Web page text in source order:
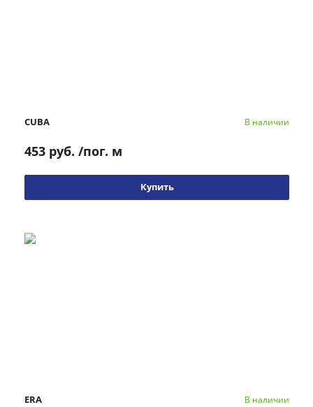
CUBA В наличии
453 руб. /пог. м
Купить
ERA В наличии